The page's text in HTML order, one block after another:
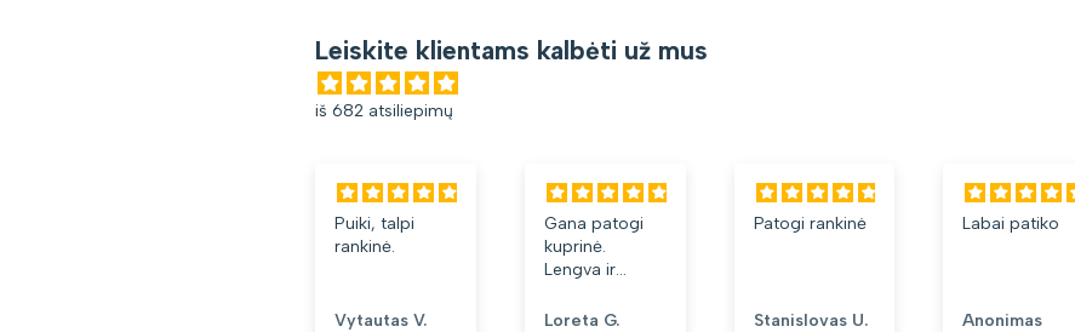
Leiskite klientams kalbėti už mus
iš 682 atsiliepimų
Puiki, talpi
rankinė.
Vytautas V.
Gana patogi
kuprinė.
Lengva ir
Patinka, kad
Loreta G.
Patogi rankinė
Stanislovas U.
Labai patiko
Anonimas